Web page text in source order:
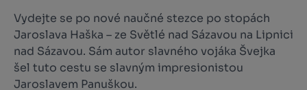
Vydejte se po nové naučné stezce po stopách
Jaroslava Haška – ze Světlé nad Sázavou na Lipnici
nad Sázavou. Sám autor slavného vojáka Švejka
šel tuto cestu se slavným impresionistou
Jaroslavem Panuškou.